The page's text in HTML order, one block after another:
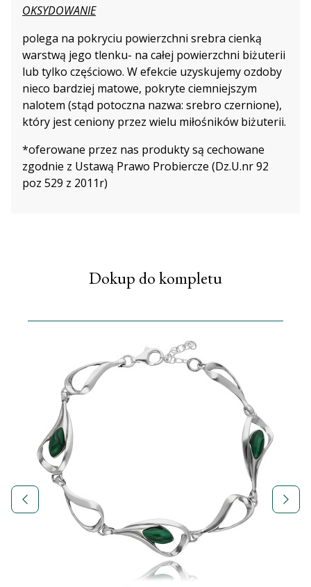
OKSYDOWANIE
polega na pokryciu powierzchni srebra cienką
warstwą jego tlenku- na całej powierzchni biżuterii
lub tylko częściowo. W efekcie uzyskujemy ozdoby
nieco bardziej matowe, pokryte ciemniejszym
nalotem (stąd potoczna nazwa: srebro czernione),
który jest ceniony przez wielu miłośników biżuterii.
*oferowane przez nas produkty są cechowane
zgodnie z Ustawą Prawo Probiercze (Dz.U.nr 92
poz 529 z 2011r)
Dokup do kompletu